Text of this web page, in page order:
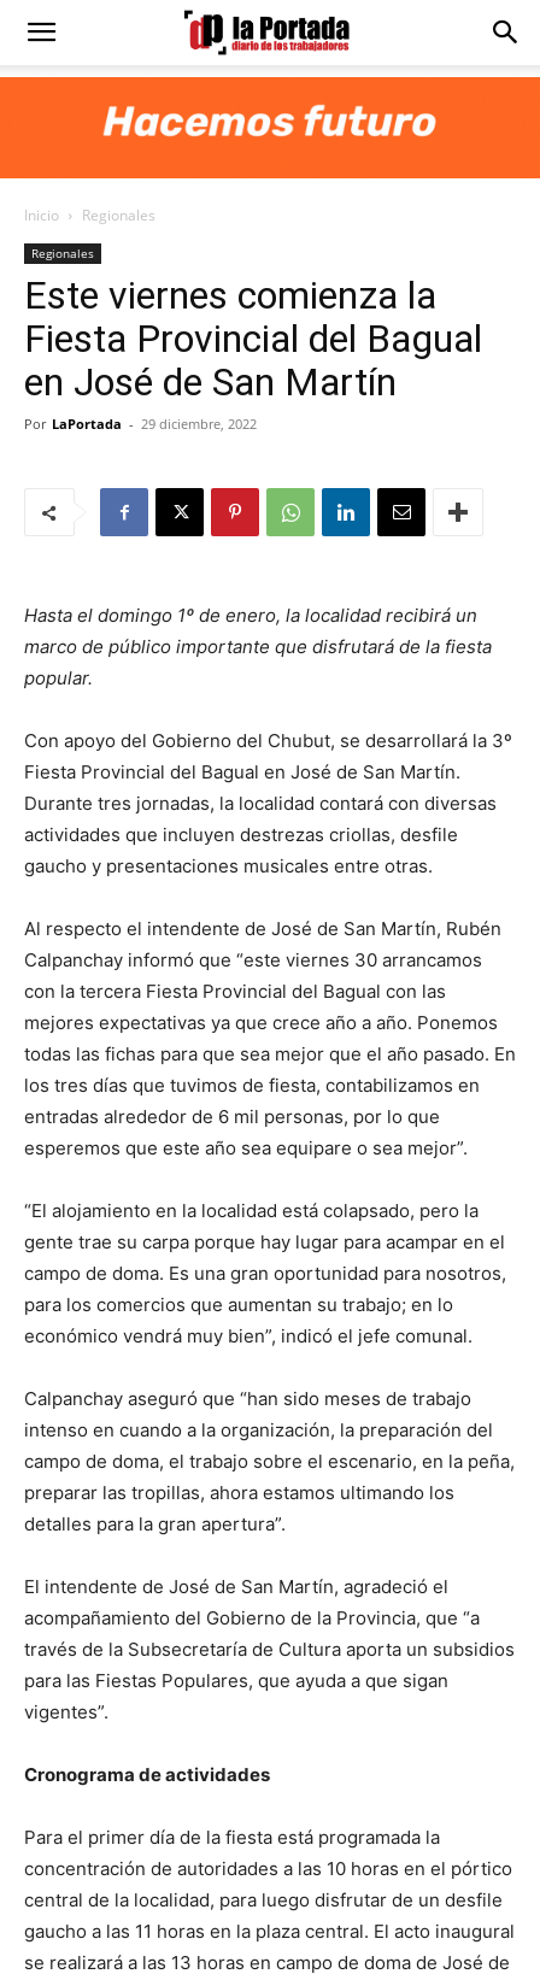
Diario
Portada
Inicio Regionales
Regionales
Este viernes comienza la
Fiesta Provincial del Bagual
en José de San Martín
Por LaPortada - 29 diciembre, 2022
Hasta el domingo 1º de enero, la localidad recibirá un
marco de público importante que disfrutará de la fiesta
popular.
Con apoyo del Gobierno del Chubut, se desarrollará la 3º
Fiesta Provincial del Bagual en José de San Martín.
Durante tres jornadas, la localidad contará con diversas
actividades que incluyen destrezas criollas, desfile
gaucho y presentaciones musicales entre otras.
Al respecto el intendente de José de San Martín, Rubén
Calpanchay informó que “este viernes 30 arrancamos
con la tercera Fiesta Provincial del Bagual con las
mejores expectativas ya que crece año a año. Ponemos
todas las fichas para que sea mejor que el año pasado. En
los tres días que tuvimos de fiesta, contabilizamos en
entradas alrededor de 6 mil personas, por lo que
esperemos que este año sea equipare o sea mejor”.
“El alojamiento en la localidad está colapsado, pero la
gente trae su carpa porque hay lugar para acampar en el
campo de doma. Es una gran oportunidad para nosotros,
para los comercios que aumentan su trabajo; en lo
económico vendrá muy bien”, indicó el jefe comunal.
Calpanchay aseguró que “han sido meses de trabajo
intenso en cuando a la organización, la preparación del
campo de doma, el trabajo sobre el escenario, en la peña,
preparar las tropillas, ahora estamos ultimando los
detalles para la gran apertura”.
El intendente de José de San Martín, agradeció el
acompañamiento del Gobierno de la Provincia, que “a
través de la Subsecretaría de Cultura aporta un subsidios
para las Fiestas Populares, que ayuda a que sigan
vigentes”.
Cronograma de actividades
Para el primer día de la fiesta está programada la
concentración de autoridades a las 10 horas en el pórtico
central de la localidad, para luego disfrutar de un desfile
gaucho a las 11 horas en la plaza central. El acto inaugural
se realizará a las 13 horas en campo de doma de José de